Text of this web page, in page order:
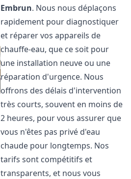
Embrun. Nous nous déplaçons
rapidement pour diagnostiquer
et réparer vos appareils de
chauffe-eau, que ce soit pour
une installation neuve ou une
réparation d'urgence. Nous
offrons des délais d'intervention
très courts, souvent en moins de
2 heures, pour vous assurer que
vous n'êtes pas privé d'eau
chaude pour longtemps. Nos
tarifs sont compétitifs et
transparents, et nous vous